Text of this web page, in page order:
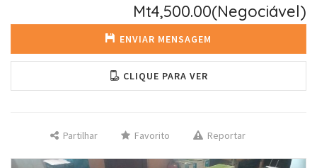
Mt4,500.00(Negociável)
ENVIAR MENSAGEM
CLIQUE PARA VER
Partilhar Favorito Reportar